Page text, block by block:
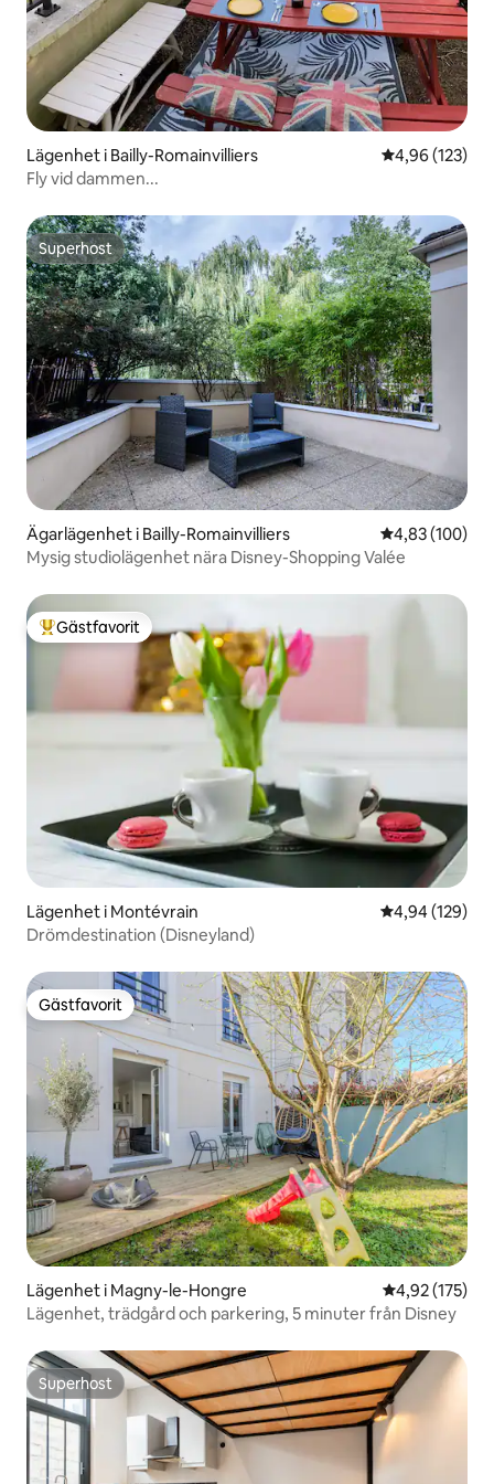
Lägenhet i Bailly-Romainvilliers 4,96 av 5 i
4,96 (123)
Fly vid dammen...
Superhost
Superhost
Ägarlägenhet i Bailly-Romainvilliers 4,83 av 5 i
4,83 (100)
Mysig studiolägenhet nära Disney-Shopping Valée
Populär gästfavorit
Gästfavorit
Lägenhet i Montévrain 4,94 av 5 i
4,94 (129)
Drömdestination (Disneyland)
Gästfavorit
Gästfavorit
Lägenhet i Magny-le-Hongre 4,92 av 5 i
4,92 (175)
Lägenhet, trädgård och parkering, 5 minuter från Disney
Superhost
Superhost